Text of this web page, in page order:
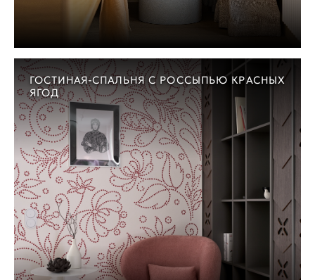
ГОСТИНАЯ-СПАЛЬНЯ С РОССЫПЬЮ КРАСНЫХ
ЯГОД